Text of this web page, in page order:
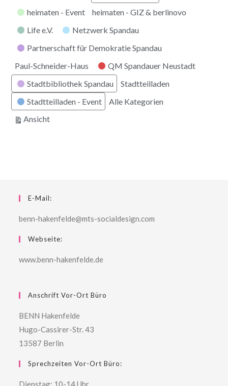
heimaten - Event
heimaten - GIZ & berlinovo
Life e.V.
Netzwerk Spandau
Partnerschaft für Demokratie Spandau
Paul-Schneider-Haus
QM Spandauer Neustadt
Stadtbibliothek Spandau
Stadtteilladen
Stadtteilladen - Event
Alle Kategorien
Ansichtausdrucken
E-Mail:
benn-hakenfelde@mts-socialdesign.com
Webseite:
www.benn-hakenfelde.de
Anschrift Vor-Ort Büro
BENN Hakenfelde
Hugo-Cassirer-Str. 43
13587 Berlin
Sprechzeiten Vor-Ort Büro:
Dienstag: 10-14 Uhr